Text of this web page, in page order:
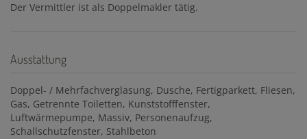
Der Vermittler ist als Doppelmakler tätig.
Ausstattung
Doppel- / Mehrfachverglasung Dusche Fertigparkett Fliesen
Gas Getrennte Toiletten Kunststofffenster
Luftwärmepumpe Massiv Personenaufzug
Schallschutzfenster Stahlbeton